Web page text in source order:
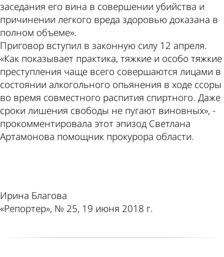
заседания его вина в совершении убийства и
причинении легкого вреда здоровью доказана в
полном объеме».
Приговор вступил в законную силу 12 апреля.
«Как показывает практика, тяжкие и особо тяжкие
преступления чаще всего совершаются лицами в
состоянии алкогольного опьянения в ходе ссоры
во время совместного распития спиртного. Даже
сроки лишения свободы не пугают виновных», -
прокомментировала этот эпизод Светлана
Артамонова помощник прокурора области.
Ирина Благова
«Репортер», № 25, 19 июня 2018 г.